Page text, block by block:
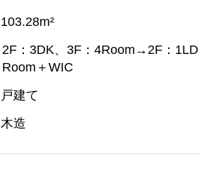
103.28m²
2F：3DK、3F：4Room→2F：
Room＋WIC
戸建て
木造